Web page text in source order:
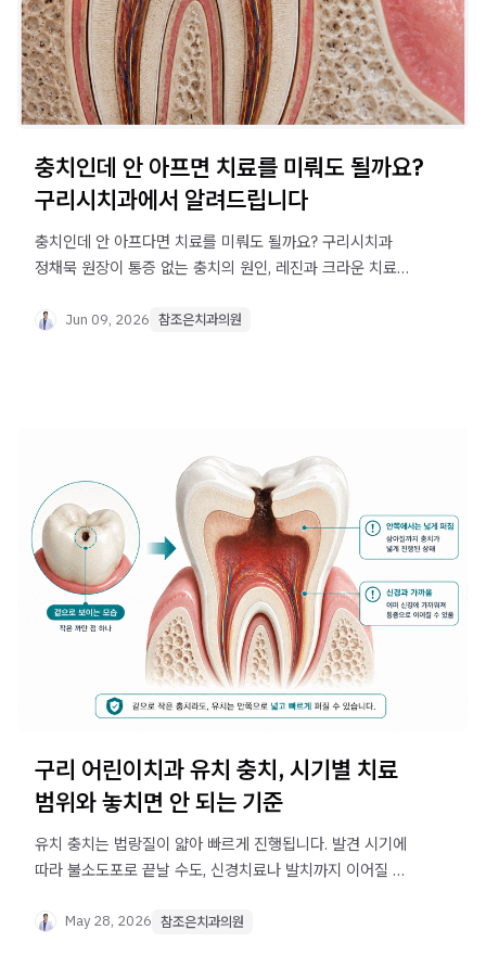
충치인데 안 아프면 치료를 미뤄도 될까요?
구리시치과에서 알려드립니다
충치인데 안 아프다면 치료를 미뤄도 될까요? 구리시치과
정채묵 원장이 통증 없는 충치의 원인, 레진과 크라운 치료
Jun 09, 2026 참조은치과의원
구리 어린이치과 유치 충치, 시기별 치료
범위와 놓치면 안 되는 기준
유치 충치는 법랑질이 얇아 빠르게 진행됩니다. 발견 시기에
따라 불소도포로 끝날 수도, 신경치료나 발치까지 이어질 수
치료 기준을 정리했습니다.
May 28, 2026 참조은치과의원